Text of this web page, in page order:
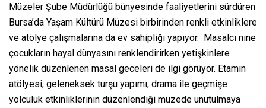
Müzeler Şube Müdürlüğü bünyesinde faaliyetlerini sürdüren
Bursa’da Yaşam Kültürü Müzesi birbirinden renkli etkinliklere
ve atölye çalışmalarına da ev sahipliği yapıyor. Masalcı nine
çocukların hayal dünyasını renklendirirken yetişkinlere
yönelik düzenlenen masal geceleri de ilgi görüyor. Etamin
atölyesi, geleneksek turşu yapımı, drama ile geçmişe
yolculuk etkinliklerinin düzenlendiği müzede unutulmaya